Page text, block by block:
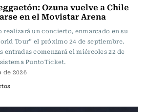
Ozuna vuelve a Chile
en el Movistar Arena
un concierto, enmarcado en su
Tour” el próximo 24 de septiembre.
entradas comenzará el miércoles 22 de
PuntoTicket.
de 2026